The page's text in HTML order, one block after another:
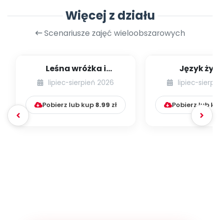
Więcej z działu
Scenariusze zajęć wieloobszarowych
Leśna wróżka i
przyjaciele
lipiec-sierpień 2026
Pobierz lub kup 8.99 zł
Język
lipiec-
Pobierz lub